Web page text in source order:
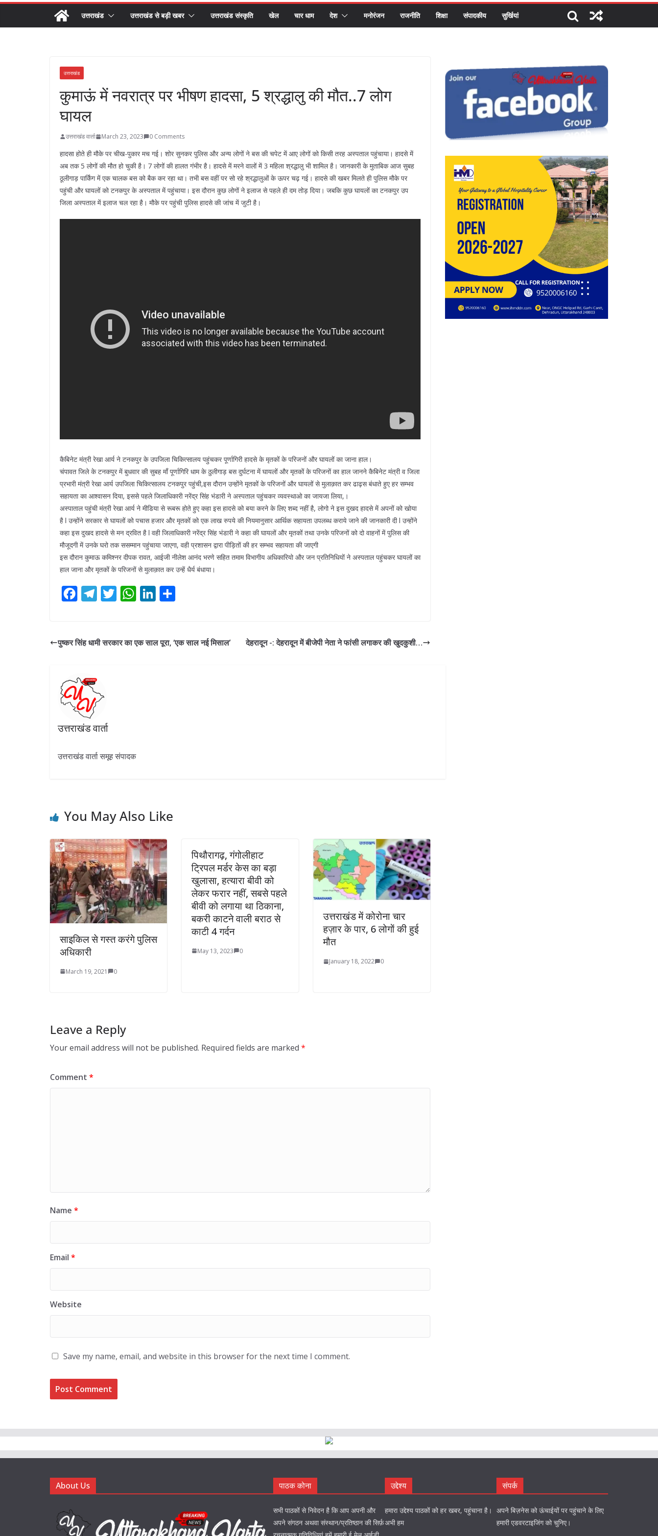
उत्तराखंड उत्तराखंड से बड़ी खबर उत्तराखंड संस्कृति खेल चार धाम देश मनोरंजन राजनीति शिक्षा संपादकीय सुर्खियां
उत्तराखंड
कुमाऊं में नवरात्र पर भीषण हादसा, 5 श्रद्धालु की मौत..7 लोग
घायल
उत्तराखंड वार्ता March 23, 2023 0 Comments
हादसा होते ही मौके पर चीख-पुकार मच गई। शोर सुनकर पुलिस और अन्य लोगों ने बस की चपेट में आए लोगों को किसी तरह अस्पताल पहुंचाया। हादसे में
अब तक 5 लोगों की मौत हो चुकी है। 7 लोगों की हालत गंभीर है। हादसे में मरने वालों में 3 महिला श्रद्धालु भी शामिल है। जानकारी के मुताबिक आज सुबह
ठूलीगाड़ पार्किंग में एक चालक बस को बैक कर रहा था। तभी बस वहीं पर सो रहे श्रद्धालुओं के ऊपर चढ़ गई। हादसे की खबर मिलते ही पुलिस मौके पर
पहुंची और घायलों को टनकपुर के अस्पताल में पहुंचाया। इस दौरान कुछ लोगों ने इलाज से पहले ही दम तोड़ दिया। जबकि कुछ घायलों का टनकपुर उप
जिला अस्पताल में इलाज चल रहा है। मौके पर पहुंची पुलिस हादसे की जांच में जुटी है।
कैबिनेट मंत्री रेखा आर्य ने टनकपुर के उपजिला चिकित्सालय पहुंचकर पूर्णागिरी हादसे के मृतकों के परिजनों और घायलों का जाना हाल।
चंपावत जिले के टनकपुर में बुधवार की सुबह माँ पूर्णागिरि धाम के ठुलीगाड़ बस दुर्घटना में घायलों और मृतकों के परिजनों का हाल जानने कैबिनेट मंत्री व जिला
प्रभारी मंत्री रेखा आर्य उपजिला चिकित्सालय टनकपुर पहुंची,इस दौरान उन्होंने मृतकों के परिजनों और घायलों से मुलाक़ात कर ढाढ़स बंधाते हुए हर सम्भव
सहायता का आश्वासन दिया, इससे पहले जिलाधिकारी नरेंद्र सिंह भंडारी ने अस्पताल पहुंचकर व्यवस्थाओ का जायजा लिया,।
अस्पाताल पहुंची मंत्री रेखा आर्य ने मीडिया से रूबरू होते हुए कहा इस हादसे को बया करने के लिए शब्द नहीं है, लोगो ने इस दुखद हादसे में अपनों को खोया
है l उन्होंने सरकार से घायलों को पचास हजार और मृतकों को एक लाख रुपये की नियमानुसार आर्थिक सहायता उपलब्ध कराये जाने की जानकारी दी l उन्होंने
कहा इस दुखद हादसे से मन द्रवित है l वही जिलाधिकारी नरेंद्र सिंह भंडारी ने कहा की घायलों और मृतकों तथा उनके परिजनों को दो वाहनों में पुलिस की
मौजूदगी में उनके घरो तक ससम्मान पहुंचाया जाएगा, वही प्रशासन द्वारा पीड़ितों की हर सम्भव सहायता की जाएगी
इस दौरान कुमाऊ कमिश्नर दीपक रावत, आईजी नीलेश आनंद भरणे सहित तमाम विभागीय अधिकारियो और जन प्रतिनिधियों ने अस्पताल पहुंचकर घायलों का
हाल जाना और मृतकों के परिजनों से मुलाक़ात कर उन्हें धैर्य बंधाया।
F
b
o
k
T
gr
T
er
W
s
Li
e e
पुष्कर सिंह धामी सरकार का एक साल पूरा, ‘एक साल नई मिसाल’ देहरादून -: देहरादून में बीजेपी नेता ने फांसी लगाकर की खुदकुशी…
उत्तराखंड वार्ता
उत्तराखंड वार्ता समूह संपादक
You May Also Like
साइकिल से गस्त करंगे पुलिस
अधिकारी
March 19, 2021 0
पिथौरागढ़, गंगोलीहाट
ट्रिपल मर्डर केस का बड़ा
खुलासा, हत्यारा बीवी को
लेकर फरार नहीं, सबसे पहले
बीवी को लगाया था ठिकाना,
बकरी काटने वाली बराठ से
काटी 4 गर्दन
May 13, 2023 0
उत्तराखंड में कोरोना चार
हज़ार के पार, 6 लोगों की हुई
मौत
January 18, 2022 0
Leave a Reply
Your email address will not be published. Required fields are marked *
Comment *
Name *
Email *
Website
Save my name, email, and website in this browser for the next time I comment.
About Us पाठक कोना
सभी पाठकों से निवेदन है कि आप अपनी और
अपने संगठन अथवा संस्थान/प्रतिष्ठान की सिर्फ़
उद्देश्य
हमारा उद्देश्य पाठकों को हर खबर, पहुंचाना है।
अभी हम
संपर्क
अपने बिज़नेस को ऊंचाईयों पर पहुंचाने के लिए
हमारी एडवरटाइजिंग को चुनिए।